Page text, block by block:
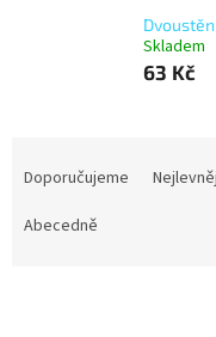
Skladem
63 Kč
Doporučujeme
Abecedně